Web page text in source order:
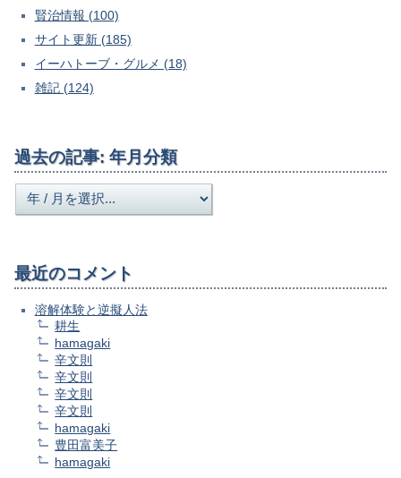
賢治情報 (100)
サイト更新 (185)
イーハトーブ・グルメ (18)
雑記 (124)
過去の記事: 年月分類
最近のコメント
溶解体験と逆擬人法
耕生
hamagaki
辛文則
辛文則
辛文則
辛文則
hamagaki
豊田富美子
hamagaki